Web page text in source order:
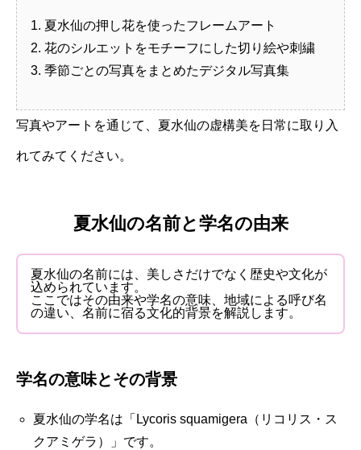
夏水仙の押し花を使ったフレームアート
花のシルエットをモチーフにした切り絵や刺繍
季節ごとの写真をまとめたデジタル写真集
写真やアートを通じて、夏水仙の虚構美を日常に取り入
れてみてください。
夏水仙の名前と学名の由来
夏水仙の名前には、美しさだけでなく歴史や文化が
込められています。
ここではその由来や学名の意味、地域による呼び名
の違い、名前に宿る文化的背景を解説します。
学名の意味とその背景
夏水仙の学名は「Lycoris squamigera（リコリス・ス
クアミゲラ）」です。